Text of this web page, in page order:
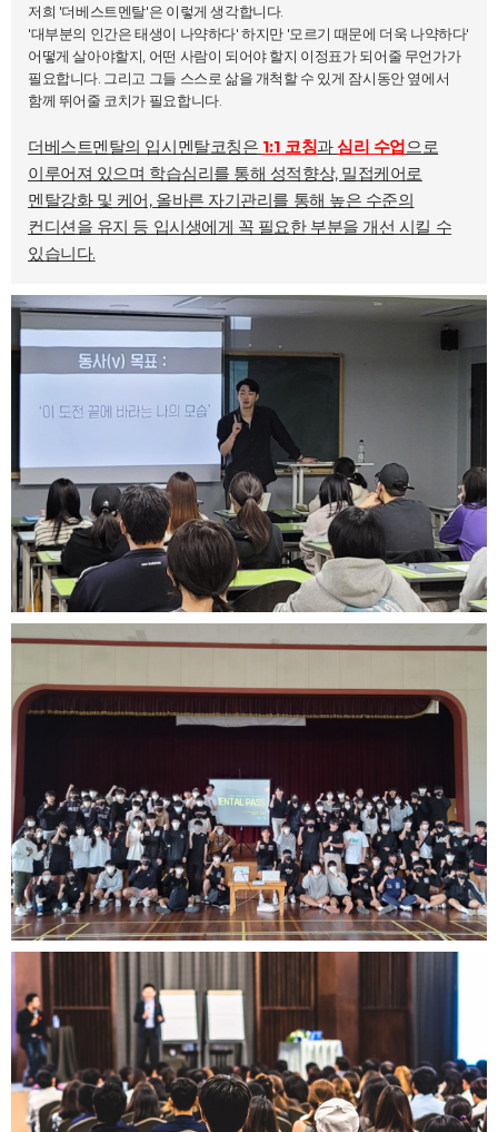
저희 '더베스트멘탈'은 이렇게 생각합니다.
'대부분의 인간은 태생이 나약하다' 하지만 '모르기 때문에 더욱 나약하다'
어떻게 살아야할지, 어떤 사람이 되어야 할지 이정표가 되어줄 무언가가
필요합니다. 그리고 그들 스스로 삶을 개척할 수 있게 잠시동안 옆에서
함께 뛰어줄 코치가 필요합니다.
더베스트멘탈의 입시멘탈코칭은 1:1 코칭과 심리 수업으로
이루어져 있으며 학습심리를 통해 성적향상, 밀접케어로
멘탈강화 및 케어, 올바른 자기관리를 통해 높은 수준의
컨디션을 유지 등 입시생에게 꼭 필요한 부분을 개선 시킬 수
있습니다.